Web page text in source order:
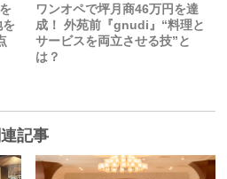
ワンオペで坪月商46万円を達
成！ 外苑前『gnudi』“料理と
サービスを両立させる技”と
は？
記事